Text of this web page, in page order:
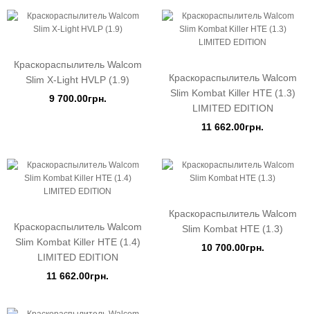
Краскораспылитель Walcom
Slim X-Light HVLP (1.9)
9 700.00грн.
Краскораспылитель Walcom
Slim Kombat Killer HTE (1.3)
LIMITED EDITION
11 662.00грн.
Краскораспылитель Walcom
Slim Kombat Killer HTE (1.4)
LIMITED EDITION
11 662.00грн.
Краскораспылитель Walcom
Slim Kombat HTE (1.3)
10 700.00грн.